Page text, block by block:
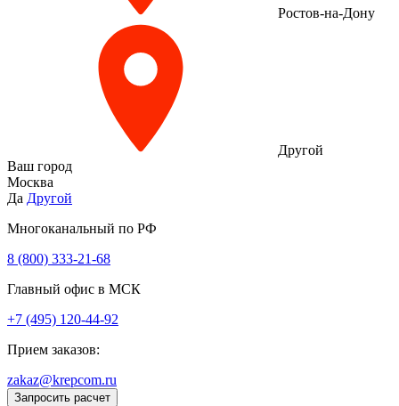
Ростов-на-Дону
Другой
Ваш город
Москва
Да Другой
Многоканальный по РФ
8 (800) 333‑21-68
Главный офис в МСК
+7 (495) 120-44-92
Прием заказов:
zakaz@krepcom.ru
Запросить расчет